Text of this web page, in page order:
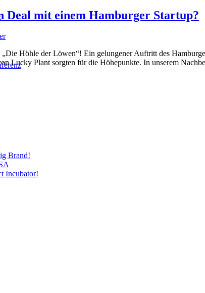
Deal mit einem Hamburger Startup?
Höhle der Löwen“! Ein gelungener Auftritt des
Lucky Plant sorgten für die Höhepunkte. In unserem
Brand!
Incubator!